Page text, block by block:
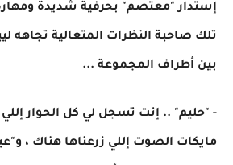
إستدار "معتصم" بحرفية شديدة
تلك صاحبة النظرات المتعالية تجاهه
بين أطراف المجموعة ...
- "حليم" .. إنت تسجل لي كل الحوار
مايكات الصوت إللي زرعناها هناك ،